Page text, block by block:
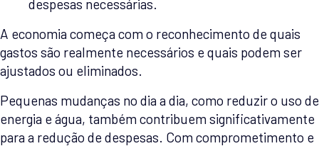
despesas necessárias.
A economia começa com o reconhecimento de quais
gastos são realmente necessários e quais podem ser
ajustados ou eliminados.
Pequenas mudanças no dia a dia, como reduzir o uso de
energia e água, também contribuem significativamente
para a redução de despesas. Com comprometimento e